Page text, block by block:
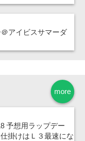
アイビスサマーダ
more
予想用ラップデー
掛けはＬ３最速にな